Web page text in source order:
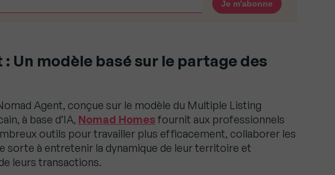
Un modèle basé sur le partage des
Agent, conçue sur le modèle du Multiple Listing
à base d’IA, Nomad Homesfournit aux professionnels
outils pour travailler plus efficacement, collaborer les
sorte à entretenir la dynamique de leur territoire et
leurs transactions.